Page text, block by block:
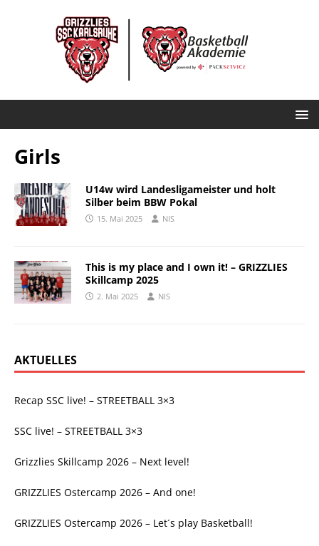
Girls
U14w wird Landesligameister und holt
Silber beim BBW Pokal
15. Mai 2025 NIS
This is my place and I own it! – GRIZZLIES
Skillcamp 2025
2. Mai 2025 NIS
AKTUELLES
Recap SSC live! – STREETBALL 3×3
SSC live! – STREETBALL 3×3
Grizzlies Skillcamp 2026 – Next level!
GRIZZLIES Ostercamp 2026 – And one!
GRIZZLIES Ostercamp 2026 – Let´s play Basketball!